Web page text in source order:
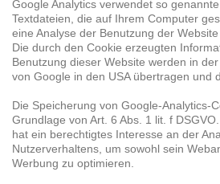
Google Analytics verwendet so
Textdateien, die auf Ihrem Computer
eine Analyse der Benutzung der
Die durch den Cookie erzeugten
Benutzung dieser Website werden in
von Google in den USA übertragen und
Die Speicherung von Google-Analytics-
Grundlage von Art. 6 Abs. 1 lit. f
hat ein berechtigtes Interesse an der
Nutzerverhaltens, um sowohl sein
Werbung zu optimieren.